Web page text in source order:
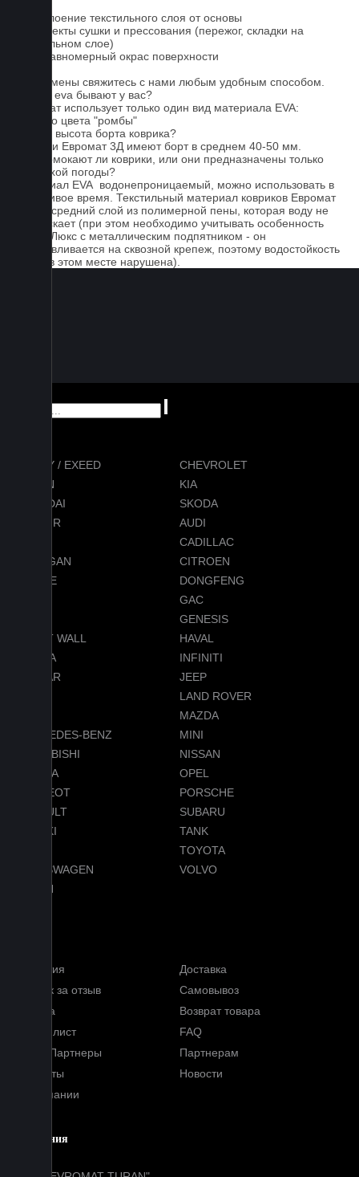
1. Отслоение текстильного слоя от основы
2. Дефекты сушки и прессования (пережог, складки на
текстильном слое)
3. Неравномерный окрас поверхности
Для замены свяжитесь с нами любым удобным способом.
Серые eva бывают у вас?
Евромат использует только один вид материала EVA:
черного цвета "ромбы"
Какова высота борта коврика?
Коврики Евромат 3Д имеют борт в среднем 40-50 мм.
Не промокают ли коврики, или они предназначены только
для сухой погоды?
Материал EVA водонепроницаемый, можно использовать в
дождливое время. Текстильный материал ковриков Евромат
имеет средний слой из полимерной пены, которая воду не
пропускает (при этом необходимо учитывать особенность
серии Люкс с металлическим подпятником - он
устанавливается на сквозной крепеж, поэтому водостойкость
ковра в этом месте нарушена).
CHERY / EXEED
CHEVROLET
RAVON
KIA
HYUNDAI
SKODA
JETOUR
AUDI
CADILLAC
CHANGAN
CITROEN
DODGE
DONGFENG
GAC
GENESIS
GREAT WALL
HAVAL
HONDA
INFINITI
JAGUAR
JEEP
LAND ROVER
MAZDA
MERCEDES-BENZ
MINI
MITSUBISHI
NISSAN
OMODA
OPEL
PEUGEOT
PORSCHE
RENAULT
SUBARU
SUZUKI
TANK
TOYOTA
VOLKSWAGEN
VOLVO
VOYAH
Гарантия
Доставка
Кэшбэк за отзыв
Самовывоз
Оплата
Возврат товара
Прайс-лист
FAQ
Наши Партнеры
Партнерам
Контакты
Новости
О компании
Компания